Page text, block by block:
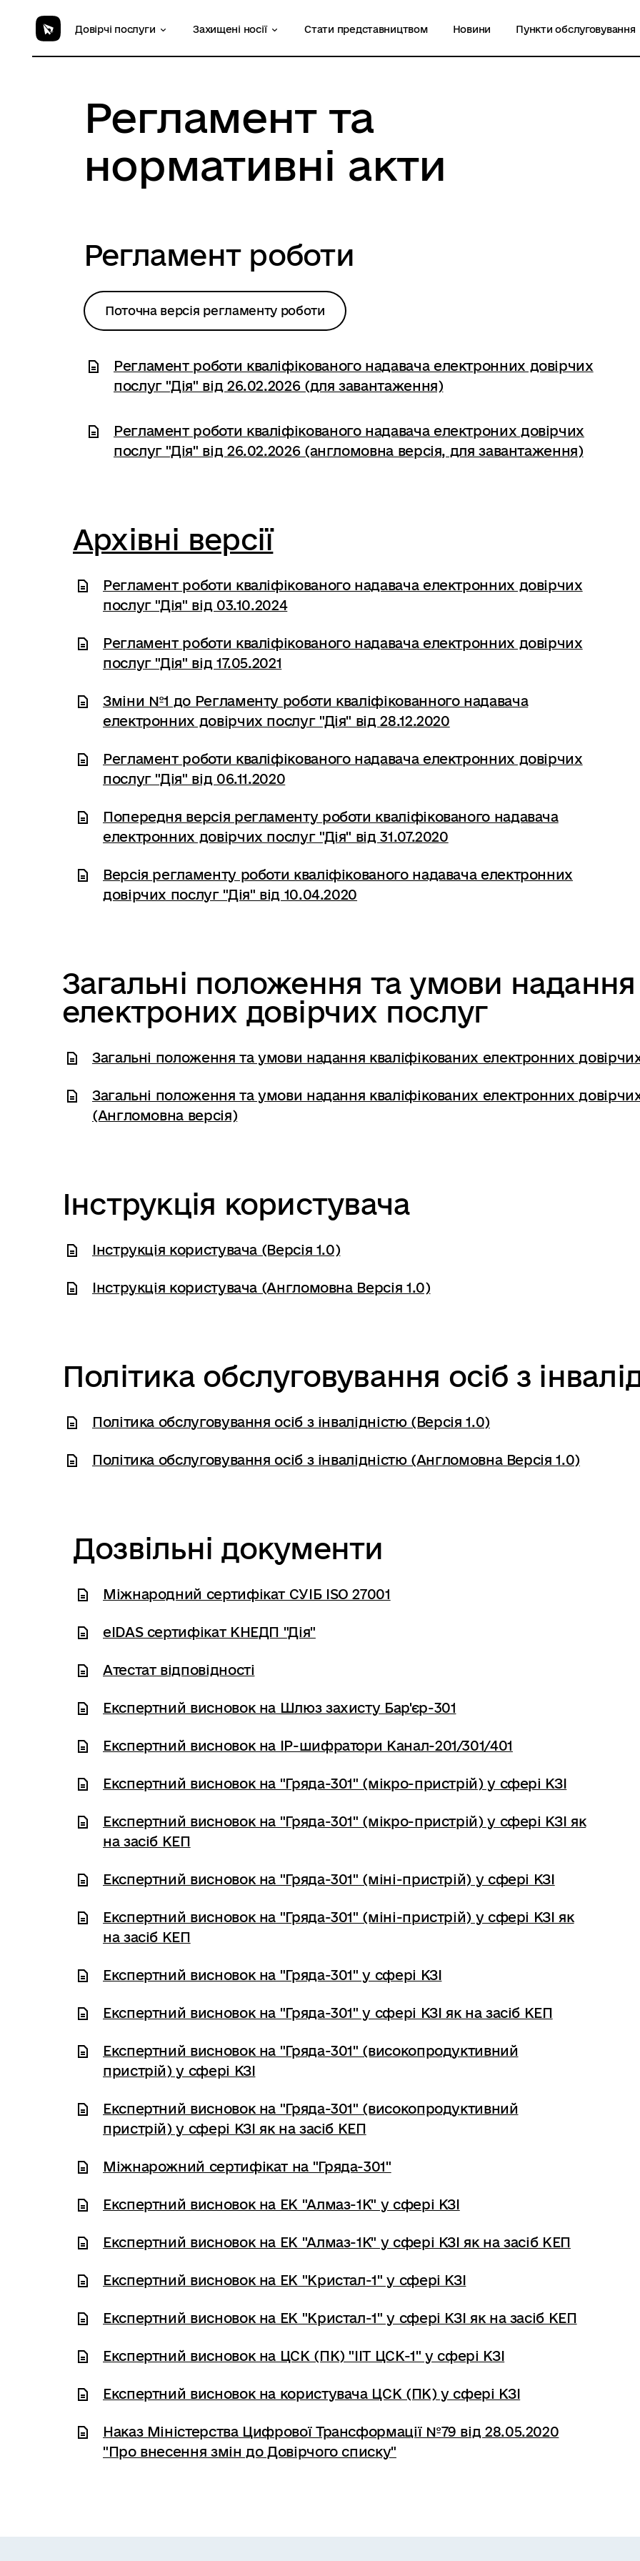
Довірчі послуги Захищені носії Стати представництвом Новини Пункти обслуговування
Регламент та
нормативні акти
Регламент роботи
Поточна версія регламенту роботи
Регламент роботи кваліфікованого надавача електронних довірчих
послуг "Дія" від 26.02.2026 (для завантаження)
Регламент роботи кваліфікованого надавача електроних довірчих
послуг "Дія" від 26.02.2026 (англомовна версія, для завантаження)
Архівні версії
Регламент роботи кваліфікованого надавача електронних довірчих
послуг "Дія" від 03.10.2024
Регламент роботи кваліфікованого надавача електронних довірчих
послуг "Дія" від 17.05.2021
Зміни №1 до Регламенту роботи кваліфікованного надавача
електронних довірчих послуг "Дія" від 28.12.2020
Регламент роботи кваліфікованого надавача електронних довірчих
послуг "Дія" від 06.11.2020
Попередня версія регламенту роботи кваліфікованого надавача
електронних довірчих послуг "Дія" від 31.07.2020
Версія регламенту роботи кваліфікованого надавача електронних
довірчих послуг "Дія" від 10.04.2020
Загальні положення та умови надання
електроних довірчих послуг
Загальні положення та умови надання кваліфікованих електронних
Загальні положення та умови надання кваліфікованих електронних
(Англомовна версія)
Інструкція користувача
Інструкція користувача (Версія 1.0)
Інструкція користувача (Англомовна Версія 1.0)
Політика обслуговування осіб з
Політика обслуговування осіб з інвалідністю (Версія 1.0)
Політика обслуговування осіб з інвалідністю (Англомовна Версія 1.0)
Дозвільні документи
Міжнародний сертифікат СУІБ ISO 27001
eIDAS сертифікат КНЕДП "Дія"
Атестат відповідності
Експертний висновок на Шлюз захисту Бар'єр-301
Експертний висновок на IP-шифратори Канал-201/301/401
Експертний висновок на "Гряда-301" (мікро-пристрій) у сфері КЗІ
Експертний висновок на "Гряда-301" (мікро-пристрій) у сфері КЗІ як
на засіб КЕП
Експертний висновок на "Гряда-301" (міні-пристрій) у сфері КЗІ
Експертний висновок на "Гряда-301" (міні-пристрій) у сфері КЗІ як
на засіб КЕП
Експертний висновок на "Гряда-301" у сфері КЗІ
Експертний висновок на "Гряда-301" у сфері КЗІ як на засіб КЕП
Експертний висновок на "Гряда-301" (високопродуктивний
пристрій) у сфері КЗІ
Експертний висновок на "Гряда-301" (високопродуктивний
пристрій) у сфері КЗІ як на засіб КЕП
Міжнарожний сертифікат на "Гряда-301"
Експертний висновок на ЕК "Алмаз-1К" у сфері КЗІ
Експертний висновок на ЕК "Алмаз-1К" у сфері КЗІ як на засіб КЕП
Експертний висновок на ЕК "Кристал-1" у сфері КЗІ
Експертний висновок на ЕК "Кристал-1" у сфері КЗІ як на засіб КЕП
Експертний висновок на ЦСК (ПК) "ІІТ ЦСК-1" у сфері КЗІ
Експертний висновок на користувача ЦСК (ПК) у сфері КЗІ
Наказ Міністерства Цифрової Трансформації №79 від 28.05.2020
"Про внесення змін до Довірчого списку"